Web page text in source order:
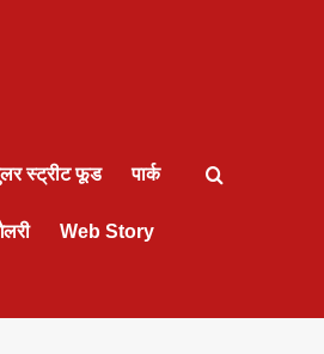
स्ट्रीट फूड पार्क
Web Story